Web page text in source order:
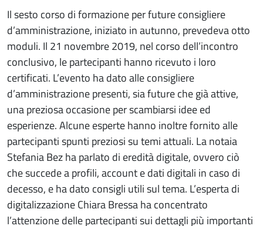
Il sesto corso di formazione per future consigliere
d’amministrazione, iniziato in autunno, prevedeva otto
moduli. Il 21 novembre 2019, nel corso dell’incontro
conclusivo, le partecipanti hanno ricevuto i loro
certificati. L’evento ha dato alle consigliere
d’amministrazione presenti, sia future che già attive,
una preziosa occasione per scambiarsi idee ed
esperienze. Alcune esperte hanno inoltre fornito alle
partecipanti spunti preziosi su temi attuali. La notaia
Stefania Bez ha parlato di eredità digitale, ovvero ciò
che succede a profili, account e dati digitali in caso di
decesso, e ha dato consigli utili sul tema. L’esperta di
digitalizzazione Chiara Bressa ha concentrato
l’attenzione delle partecipanti sui dettagli più importanti